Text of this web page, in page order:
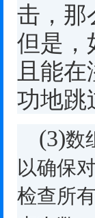
击，那
但是，
且能
功地跳
(3)数
以确保
检查所